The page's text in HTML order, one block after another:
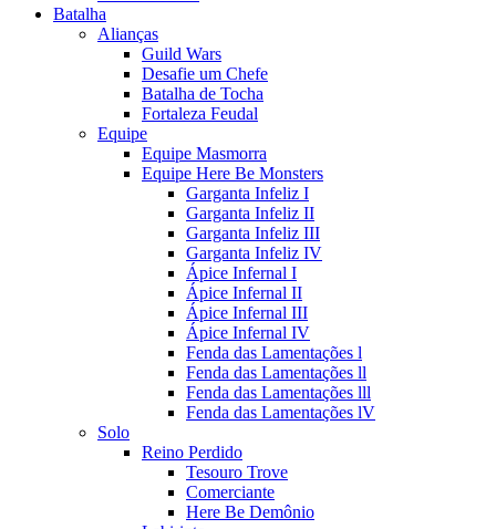
Batalha
Alianças
Guild Wars
Desafie um Chefe
Batalha de Tocha
Fortaleza Feudal
Equipe
Equipe Masmorra
Equipe Here Be Monsters
Garganta Infeliz I
Garganta Infeliz II
Garganta Infeliz III
Garganta Infeliz IV
Ápice Infernal I
Ápice Infernal II
Ápice Infernal III
Ápice Infernal IV
Fenda das Lamentações l
Fenda das Lamentações ll
Fenda das Lamentações lll
Fenda das Lamentações lV
Solo
Reino Perdido
Tesouro Trove
Comerciante
Here Be Demônio